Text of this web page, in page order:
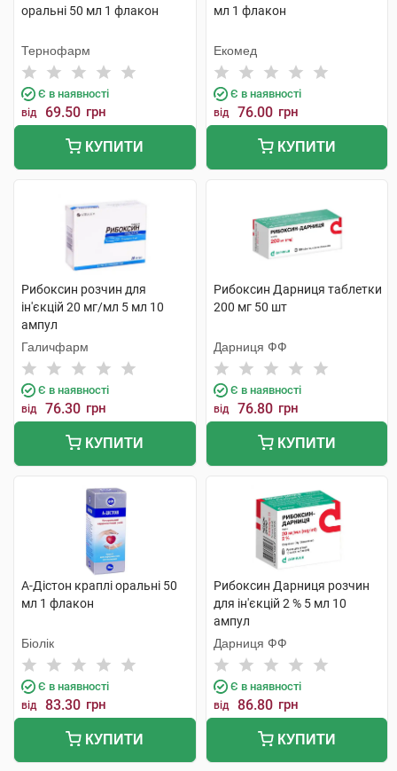
оральні 50 мл 1 флакон
Тернофарм
Є в наявності
від 69.50 грн
КУПИТИ
мл 1 флакон
Екомед
Є в наявності
від 76.00 грн
КУПИТИ
Рибоксин розчин для
ін'єкцій 20 мг/мл 5 мл 10
ампул
Галичфарм
Є в наявності
від 76.30 грн
КУПИТИ
Рибоксин Дарниця таблетки
200 мг 50 шт
Дарниця ФФ
Є в наявності
від 76.80 грн
КУПИТИ
А-Дістон краплі оральні 50
мл 1 флакон
Біолік
Є в наявності
від 83.30 грн
КУПИТИ
Рибоксин Дарниця розчин
для ін'єкцій 2 % 5 мл 10
ампул
Дарниця ФФ
Є в наявності
від 86.80 грн
КУПИТИ